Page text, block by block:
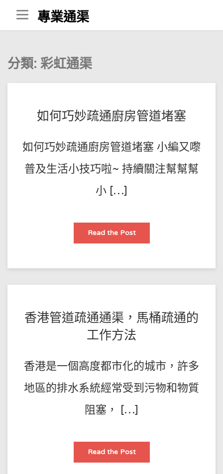
Skip
to
content
專業通渠
分類: 彩虹通渠
POSTED
ON
08-
01
BY
王
傅
如何巧妙疏通廚房管道堵塞
如何巧妙疏通廚房管道堵塞 小編又嚟
普及生活小技巧啦~ 持續關注幫幫幫
小 […]
Read the Post如
巧
通
POSTED
ON
2023-
06
BY
王
師
香港管道疏通通渠，馬桶疏通的
工作方法
香港是一個高度都市化的城市，許多
地區的排水系統經常受到污物和物質
阻塞， […]
Read the Post香
管